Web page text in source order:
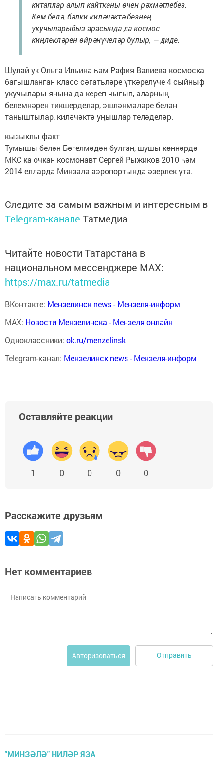
китаплар алып кайтканы өчен рәхмәтлебез.
Кем белә, бәлки киләчәктә безнең
укучыларыбыз арасында да космос
киңлекләрен өйрәнүчеләр булыр, — диде.
Шулай ук Ольга Ильина һәм Рафия Вәлиева космоска
багышланган класс сәгатьләре үткәрелүче 4 сыйныф
укучылары янына да кереп чыгып, аларның
белемнәрен тикшерделәр, эшләнмәләре белән
таныштылар, киләчәктә уңышлар теләделәр.
кызыклы факт
Тумышы белән Бөгелмәдән булган, шушы көннәрдә
МКС ка очкан космонавт Сергей Рыжиков 2010 һәм
2014 елларда Минзәлә аэропортында әзерлек үтә.
Следите за самым важным и интересным в
Telegram-канале Татмедиа
Читайте новости Татарстана в
национальном мессенджере MАХ:
https://max.ru/tatmedia
ВКонтакте: Мензелинск news - Мензеля-информ
MAX: Новости Мензелинска - Мензеля онлайн
Одноклассники: ok.ru/menzelinsk
Telegram-канал: Мензелинск news - Мензеля-информ
Оставляйте реакции
1 0 0 0 0
Расскажите друзьям
Нет комментариев
Авторизоваться Отправить
"МИНЗӘЛӘ" НИЛӘР ЯЗА